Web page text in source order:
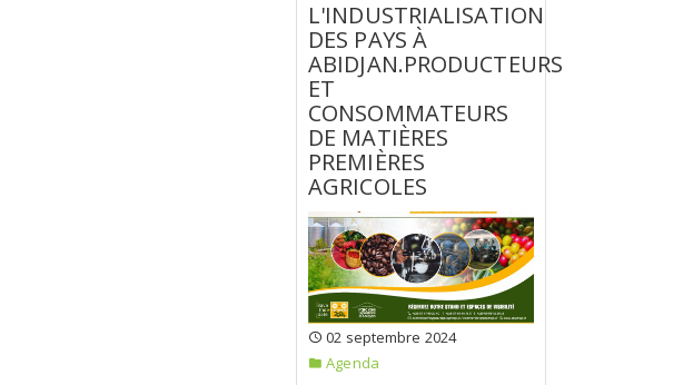
L'INDUSTRIALISATION
DES PAYS À
ABIDJAN.PRODUCTEURS
ET
CONSOMMATEURS
DE MATIÈRES
PREMIÈRES
AGRICOLES
02 septembre 2024
Agenda